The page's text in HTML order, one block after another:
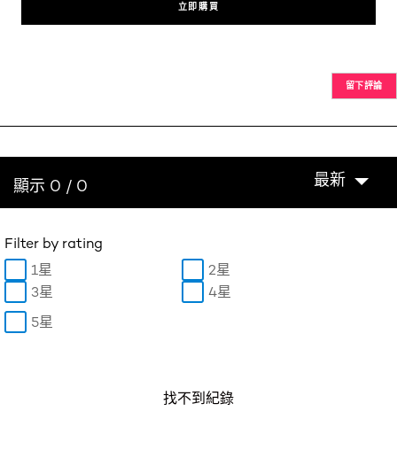
立即購買
留下評論
顯示 0 / 0 最新
Filter by rating
1星
2星
3星
4星
5星
找不到紀錄